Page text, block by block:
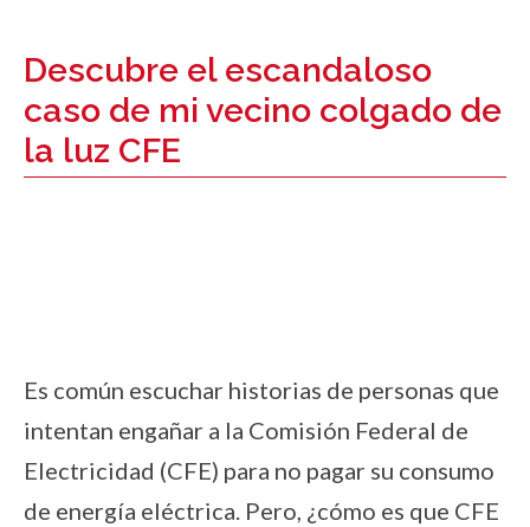
Descubre el escandaloso
caso de mi vecino colgado de
la luz CFE
Es común escuchar historias de personas que
intentan engañar a la Comisión Federal de
Electricidad (CFE) para no pagar su consumo
de energía eléctrica. Pero, ¿cómo es que CFE